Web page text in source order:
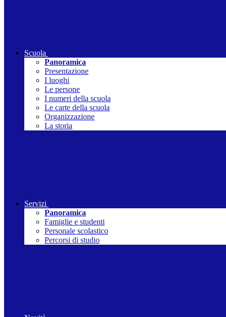
Scuola
Panoramica
Presentazione
I luoghi
Le persone
I numeri della scuola
Le carte della scuola
Organizzazione
La storia
Servizi
Panoramica
Famiglie e studenti
Personale scolastico
Percorsi di studio